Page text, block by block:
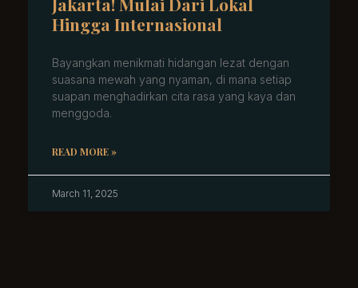
Hingga Internasional
Bayangkan menikmati hidangan lezat dengan
suasana mewah yang nyaman, di mana setiap
suapan menghadirkan cita rasa yang kaya dan
menggoda.
READ MORE »
March 11, 2025